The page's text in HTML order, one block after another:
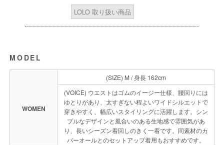
LOLO 取り扱い商品
MODEL
WOMEN
(SIZE) M / 身長 162cm
(VOICE) ウエストはゴムのイージー仕様、腰回りには
ゆとりがあり、太すぎない程よいワイドシルエットで
穿きやすく、幅広いスタイリングに活躍します。シン
プルなデザインと風合いのある生地感で雰囲気があ
り、長いシーズン着回しのきく一着です。同素材のカ
バーオールとのセットアップ着用もおすすめです。